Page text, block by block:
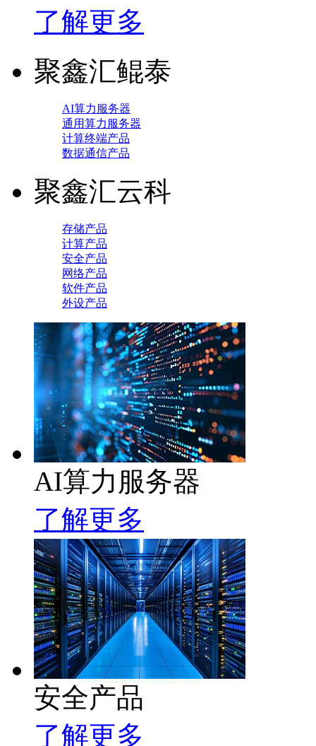
了解更多
聚鑫汇鲲泰
AI算力服务器
通用算力服务器
计算终端产品
数据通信产品
聚鑫汇云科
存储产品
计算产品
安全产品
网络产品
软件产品
外设产品
AI算力服务器
了解更多
安全产品
了解更多